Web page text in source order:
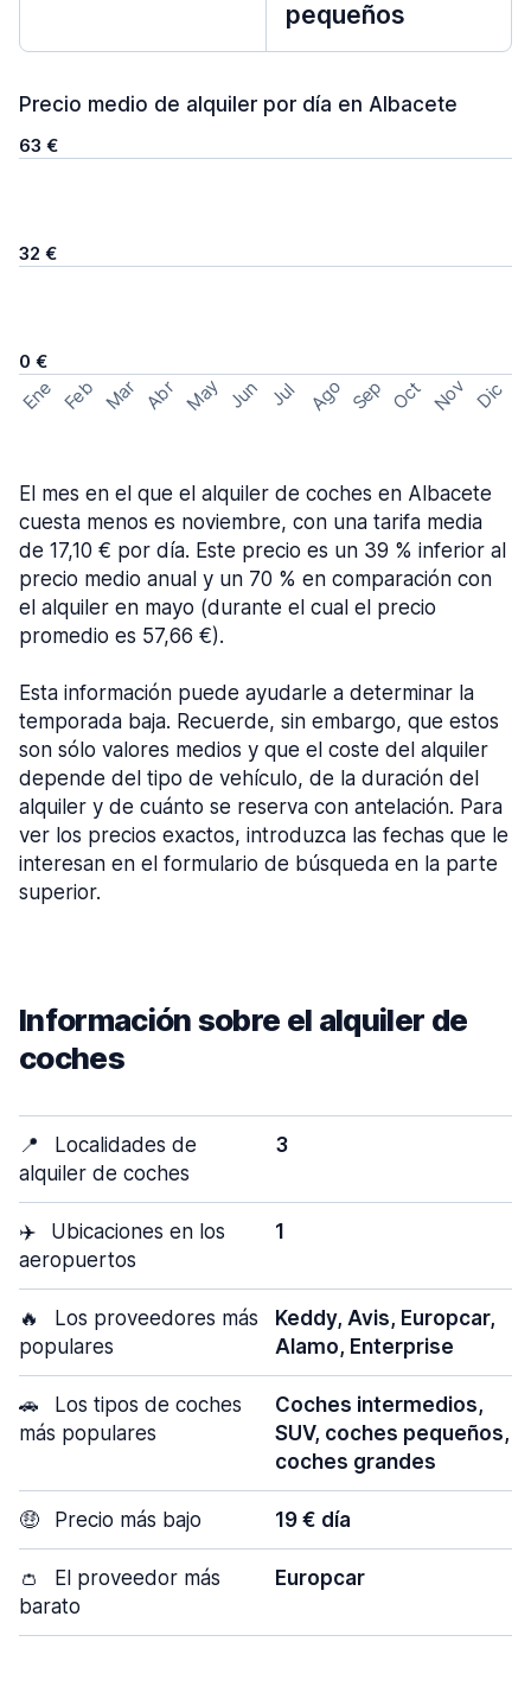
pequeños
Precio medio de alquiler por día en Albacete
63 €
32 €
0 €
Ene Feb Mar Abr May Jun Jul Ago Sep Oct Nov Dic
El mes en el que el alquiler de coches en Albacete
cuesta menos es noviembre, con una tarifa media
de 17,10 € por día. Este precio es un 39 % inferior al
precio medio anual y un 70 % en comparación con
el alquiler en mayo (durante el cual el precio
promedio es 57,66 €).
Esta información puede ayudarle a determinar la
temporada baja. Recuerde, sin embargo, que estos
son sólo valores medios y que el coste del alquiler
depende del tipo de vehículo, de la duración del
alquiler y de cuánto se reserva con antelación. Para
ver los precios exactos, introduzca las fechas que le
interesan en el formulario de búsqueda en la parte
superior.
Información sobre el alquiler de
coches
📍
Localidades de
alquiler de coches
3
✈️
Ubicaciones en los
aeropuertos
1
🔥
Los proveedores más
populares
Keddy, Avis, Europcar,
Alamo, Enterprise
🚗
Los tipos de coches
más populares
Coches intermedios,
SUV, coches pequeños,
coches grandes
🤑 Precio más bajo 19 € día
👛
El proveedor más
barato
Europcar